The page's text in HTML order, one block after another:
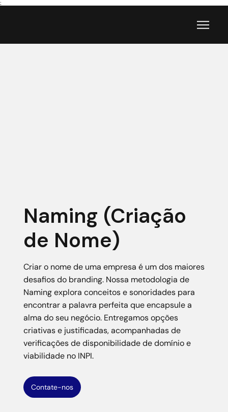
;
Naming (Criação
de Nome)
Criar o nome de uma empresa é um dos maiores
desafios do branding. Nossa metodologia de
Naming explora conceitos e sonoridades para
encontrar a palavra perfeita que encapsule a
alma do seu negócio. Entregamos opções
criativas e justificadas, acompanhadas de
verificações de disponibilidade de domínio e
viabilidade no INPI.
Contate-nos